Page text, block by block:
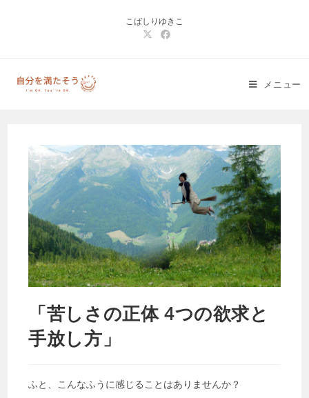
こばしりゆきこ
メニュー
「苦しさの正体 4つの欲求と
手放し方」
ふと、こんなふうに感じることはありませんか？